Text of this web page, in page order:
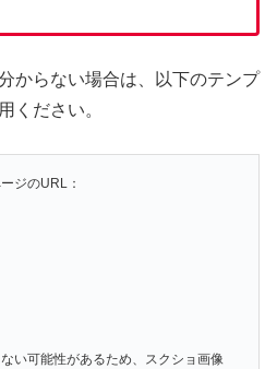
からない場合は、以下のテンプ
ください。
ジのURL：
い可能性があるため、スクショ画像